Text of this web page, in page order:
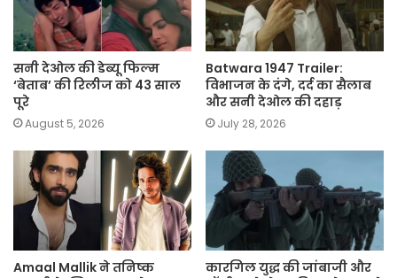
सनी देओल की डेब्यू फिल्म
‘बेताब’ की रिलीज को 43 साल
पूरे
August 5, 2026
Batwara 1947 Trailer:
विभाजन के दंगे, दर्द का सैलाब
और सनी देओल की दहाड़
July 28, 2026
Amaal Mallik ने तनिष्क
कारगिल युद्ध की जांबाजी और